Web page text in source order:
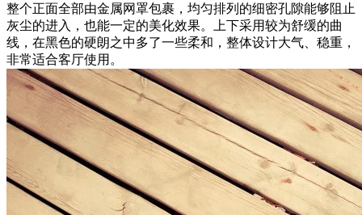
整个正面全部由金属网罩包裹，均匀排列的细密孔隙能够阻止
灰尘的进入，也能一定的美化效果。上下采用较为舒缓的曲
线，在黑色的硬朗之中多了一些柔和，整体设计大气、稳重，
非常适合客厅使用。